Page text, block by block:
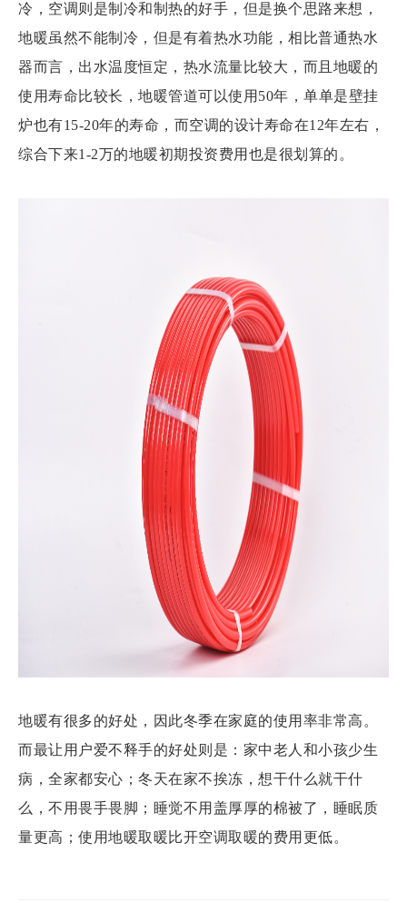
冷，空调则是制冷和制热的好手，但是换个思路来想，
地暖虽然不能制冷，但是有着热水功能，相比普通热水
器而言，出水温度恒定，热水流量比较大，而且地暖的
使用寿命比较长，地暖管道可以使用50年，单单是壁挂
炉也有15-20年的寿命，而空调的设计寿命在12年左右，
综合下来1-2万的地暖初期投资费用也是很划算的。
地暖有很多的好处，因此冬季在家庭的使用率非常高。
而最让用户爱不释手的好处则是：家中老人和小孩少生
病，全家都安心；冬天在家不挨冻，想干什么就干什
么，不用畏手畏脚；睡觉不用盖厚厚的棉被了，睡眠质
量更高；使用地暖取暖比开空调取暖的费用更低。